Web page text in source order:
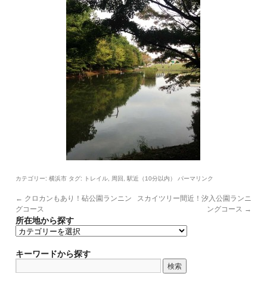
カテゴリー:横浜市 タグ: トレイル, 周回 ,駅近（10分以内） パーマリンク
← クロカンもあり！砧公園ランニン
グコース
スカイツリー間近！汐入公園ランニ
ングコース →
所在地から探す
所
地
ら
キーワードから探す